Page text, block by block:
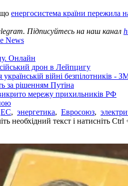
енергосистема країни пережила
Підписуйтесь на наш канал
News
Онлайн
дрон в Лейпцигу
війні безпілотників -
за рішенням Путіна
мережу прихильників РФ
ЕС, энергетика, Евросоюз,
необхідний текст і натисніть